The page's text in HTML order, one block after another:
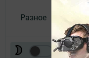
Разное